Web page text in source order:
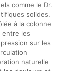
comme le Dr.
solides.
à la colonne
entre les
sur les
naturelle